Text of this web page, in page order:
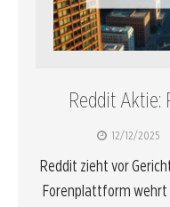
Reddit Aktie:
12/12/2025
Reddit zieht vor
Forenplattform wehrt